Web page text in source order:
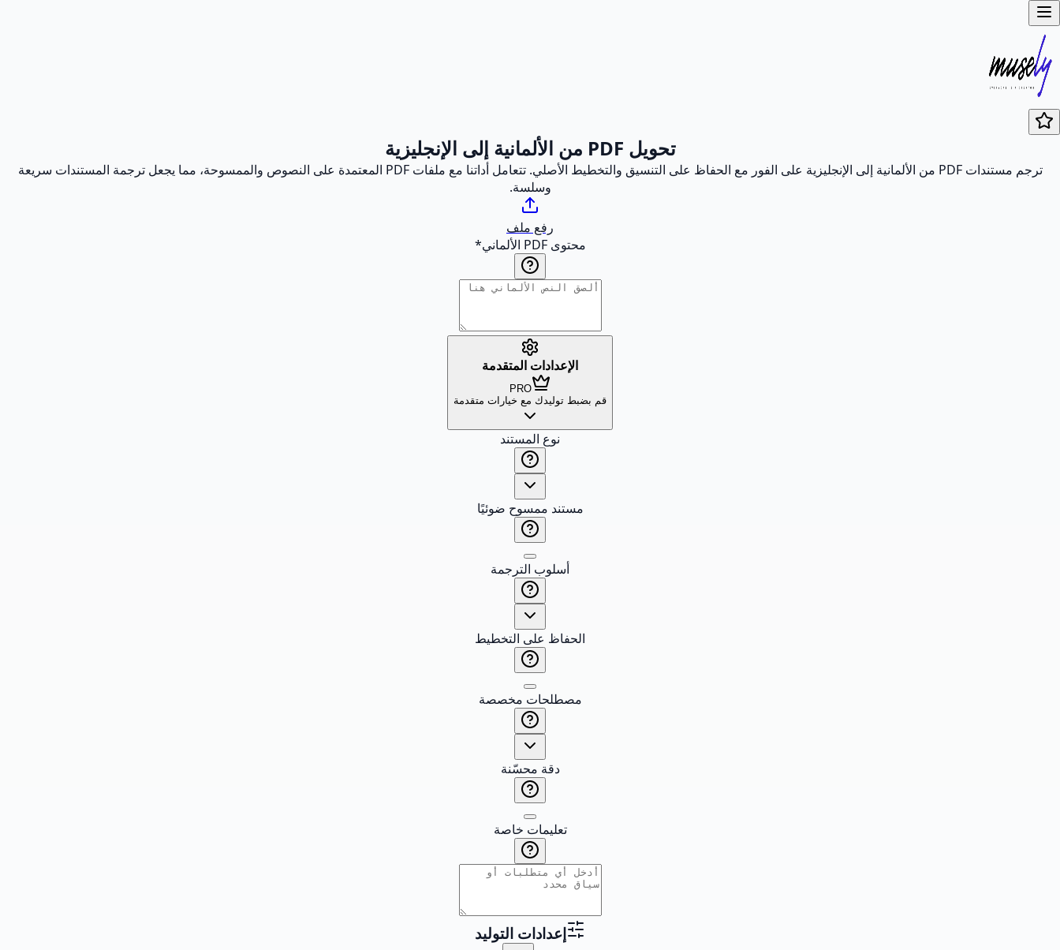
تحويل PDF من الألمانية إلى الإنجليزية
ترجم مستندات PDF من الألمانية إلى الإنجليزية على الفور مع الحفاظ على التنسيق والتخطيط الأصلي. تتعامل أداتنا مع ملفات PDF المعتمدة على النصوص والممسوحة، مما يجعل ترجمة المستندات سريعة
وسلسة.
رفع ملف
محتوى PDF الألماني
*
الإعدادات المتقدمة
PRO
قم بضبط توليدك مع خيارات متقدمة
نوع المستند
مستند ممسوح ضوئيًا
أسلوب الترجمة
الحفاظ على التخطيط
مصطلحات مخصصة
دقة محسّنة
تعليمات خاصة
إعدادات التوليد